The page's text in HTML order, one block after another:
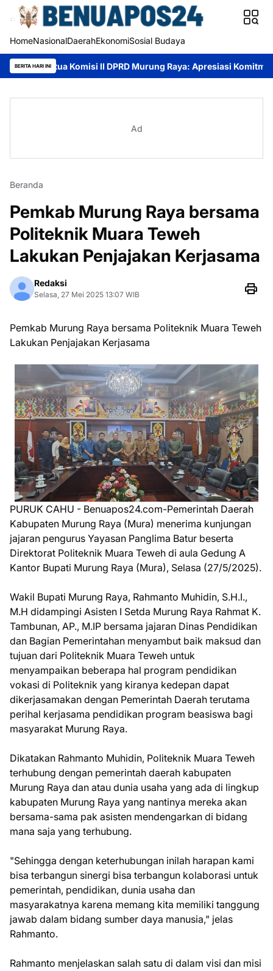
HomeNasionalDaerahEkonomiSosial Budaya
BERITA HARI INI
Komisi II DPRD Murung Raya: Apresiasi Komitmen PT
Ad
Beranda
Pemkab Murung Raya bersama
Politeknik Muara Teweh
Lakukan Penjajakan Kerjasama
Redaksi
Selasa, 27 Mei 2025 13:07 WIB
Pemkab Murung Raya bersama Politeknik Muara Teweh
Lakukan Penjajakan Kerjasama
PURUK CAHU - Benuapos24.com-Pemerintah Daerah
Kabupaten Murung Raya (Mura) menerima kunjungan
jajaran pengurus Yayasan Panglima Batur beserta
Direktorat Politeknik Muara Teweh di aula Gedung A
Kantor Bupati Murung Raya (Mura), Selasa (27/5/2025).
Wakil Bupati Murung Raya, Rahmanto Muhidin, S.H.I.,
M.H didampingi Asisten I Setda Murung Raya Rahmat K.
Tambunan, AP., M.IP bersama jajaran Dinas Pendidikan
dan Bagian Pemerintahan menyambut baik maksud dan
tujuan dari Politeknik Muara Teweh untuk
menyampaikan beberapa hal program pendidikan
vokasi di Politeknik yang kiranya kedepan dapat
dikerjasamakan dengan Pemerintah Daerah terutama
perihal kerjasama pendidikan program beasiswa bagi
masyarakat Murung Raya.
Dikatakan Rahmanto Muhidin, Politeknik Muara Teweh
terhubung dengan pemerintah daerah kabupaten
Murung Raya dan atau dunia usaha yang ada di lingkup
kabupaten Murung Raya yang nantinya mereka akan
bersama-sama pak asisten mendengarkan di bidang
mana saja yang terhubung.
"Sehingga dengan keterhubungan inilah harapan kami
bisa terbangun sinergi bisa terbangun kolaborasi untuk
pemerintah, pendidikan, dunia usaha dan
masyarakatnya karena memang kita memiliki tanggung
jawab dalam bidang sumber daya manusia," jelas
Rahmanto.
Rahmanto menjelaskan salah satu di dalam visi dan misi